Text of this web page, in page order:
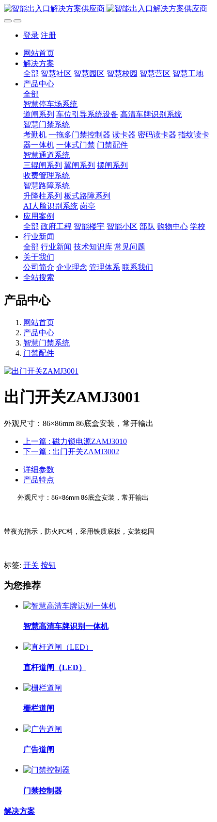
登录 注册
网站首页
解决方案
全部 智慧社区 智慧园区 智慧校园 智慧营区 智慧工地
产品中心
全部
智慧停车场系统
道闸系列 车位引导系统设备 高清车牌识别系统
智慧门禁系统
考勤机 一拖多门禁控制器 读卡器 密码读卡器 指纹读卡
器一体机 一体式门禁 门禁配件
智慧通道系统
三辊闸系列 翼闸系列 摆闸系列
收费管理系统
智慧路障系统
升降柱系列 板式路障系列
AI人脸识别系统 岗亭
应用案例
全部 政府工程 智能楼宇 智能小区 部队 购物中心 学校
行业新闻
全部 行业新闻 技术知识库 常见问题
关于我们
公司简介 企业理念 管理体系 联系我们
全站搜索
产品中心
网站首页
产品中心
智慧门禁系统
门禁配件
出门开关ZAMJ3001
外观尺寸：86×86mm 86底盒安装，常开输出
上一篇 : 磁力锁电源ZAMJ3010
下一篇 : 出门开关ZAMJ3002
详细参数
产品特点
外观尺寸： 86×86mm 86底盒安装，常开输出
带夜光指示，防火PC料，采用铁质底板，安装稳固
标签: 开关 按钮
为您推荐
智慧高清车牌识别一体机
直杆道闸（LED）
栅栏道闸
广告道闸
门禁控制器
解决方案